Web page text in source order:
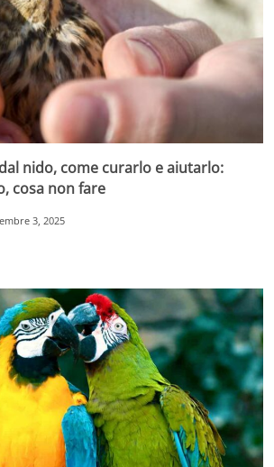
nido, come curarlo e aiutarlo:
cosa non fare
3, 2025